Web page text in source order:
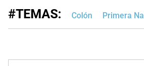
#TEMAS: Colón Primera